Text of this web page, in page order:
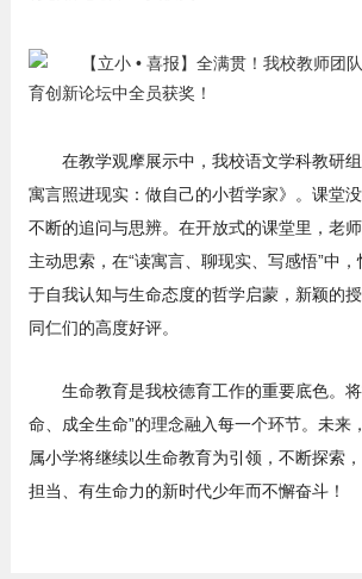
在教学观摩展示中，我校语文学科教研
寓言照进现实：做自己的小哲学家》。课堂
不断的追问与思辨。在开放式的课堂里，老
主动思索，在“读寓言、聊现实、写感悟”中
于自我认知与生命态度的哲学启蒙，新颖的
同仁们的高度好评。
生命教育是我校德育工作的重要底色。
命、成全生命”的理念融入每一个环节。未来
属小学将继续以生命教育为引领，不断探索
担当、有生命力的新时代少年而不懈奋斗！